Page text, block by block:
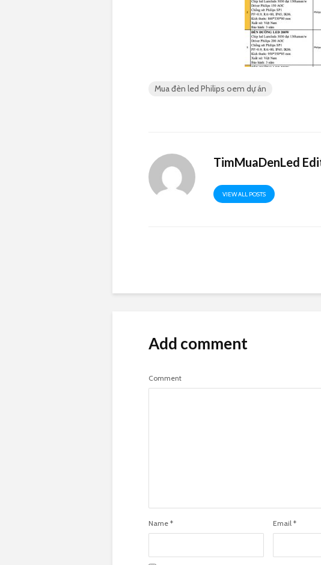
Mua đèn led Philips oem dự án
TimMuaDenLed
VIEW ALL POSTS
Add comment
Comment
Name * Email *